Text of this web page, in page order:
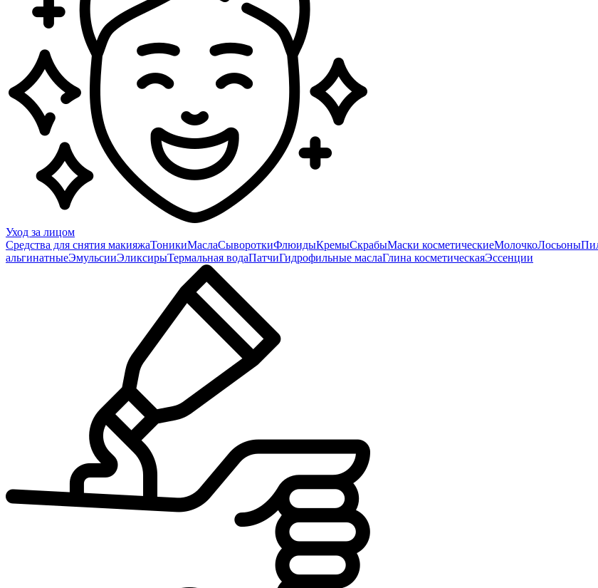
Уход за лицом
Средства для снятия макияжаТоникиМаслаСывороткиФлюидыКремыСкрабыМаски косметическиеМолочкоЛосьоны
альгинатныеЭмульсииЭликсирыТермальная водаПатчиГидрофильные маслаГлина косметическаяЭссенции